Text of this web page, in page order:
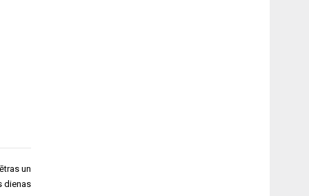
un
dienas